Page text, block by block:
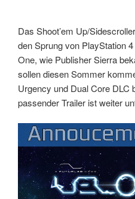
Das Shoot’em Up/
den Sprung von PlayStation
One, wie Publisher Sierra
sollen diesen Sommer
Urgency und Dual Core DLC
passender Trailer ist weiter